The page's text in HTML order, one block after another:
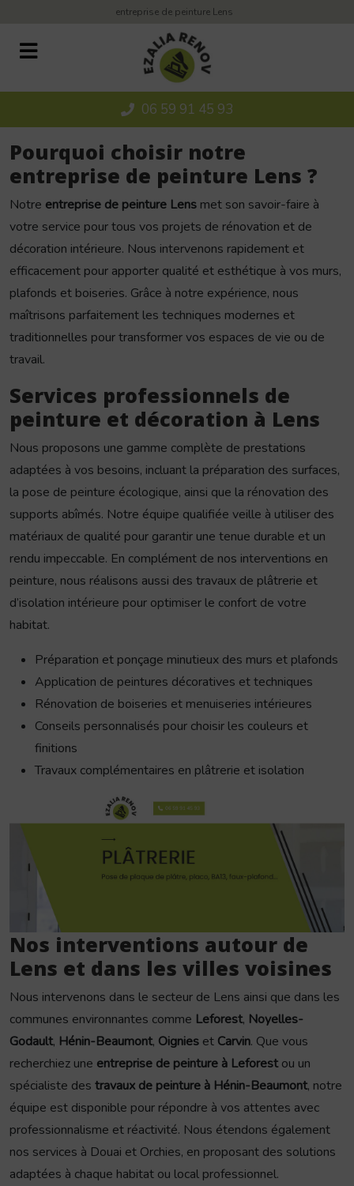
entreprise de peinture Lens
06 59 91 45 93
Pourquoi choisir notre
entreprise de peinture Lens ?
Notre entreprise de peinture Lens met son savoir-faire à
votre service pour tous vos projets de rénovation et de
décoration intérieure. Nous intervenons rapidement et
efficacement pour apporter qualité et esthétique à vos murs,
plafonds et boiseries. Grâce à notre expérience, nous
maîtrisons parfaitement les techniques modernes et
traditionnelles pour transformer vos espaces de vie ou de
travail.
Services professionnels de
peinture et décoration à Lens
Nous proposons une gamme complète de prestations
adaptées à vos besoins, incluant la préparation des surfaces,
la pose de peinture écologique, ainsi que la rénovation des
supports abîmés. Notre équipe qualifiée veille à utiliser des
matériaux de qualité pour garantir une tenue durable et un
rendu impeccable. En complément de nos interventions en
peinture, nous réalisons aussi des travaux de plâtrerie et
d’isolation intérieure pour optimiser le confort de votre
habitat.
Préparation et ponçage minutieux des murs et plafonds
Application de peintures décoratives et techniques
Rénovation de boiseries et menuiseries intérieures
Conseils personnalisés pour choisir les couleurs et
finitions
Travaux complémentaires en plâtrerie et isolation
Nos interventions autour de
Lens et dans les villes voisines
Nous intervenons dans le secteur de Lens ainsi que dans les
communes environnantes comme Leforest, Noyelles-
Godault, Hénin-Beaumont, Oignies et Carvin. Que vous
recherchiez une entreprise de peinture à Leforest ou un
spécialiste des travaux de peinture à Hénin-Beaumont, notre
équipe est disponible pour répondre à vos attentes avec
professionnalisme et réactivité. Nous étendons également
nos services à Douai et Orchies, en proposant des solutions
adaptées à chaque habitat ou local professionnel.
Panneau de gestion des cookies